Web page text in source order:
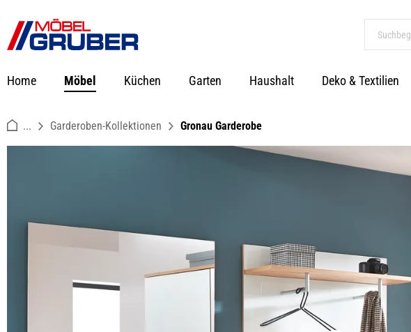
Zur Hauptnavigation springen
Home Möbel Küchen Garten Haushalt Deko & Textilien
... Garderoben-Kollektionen Gronau Garderobe